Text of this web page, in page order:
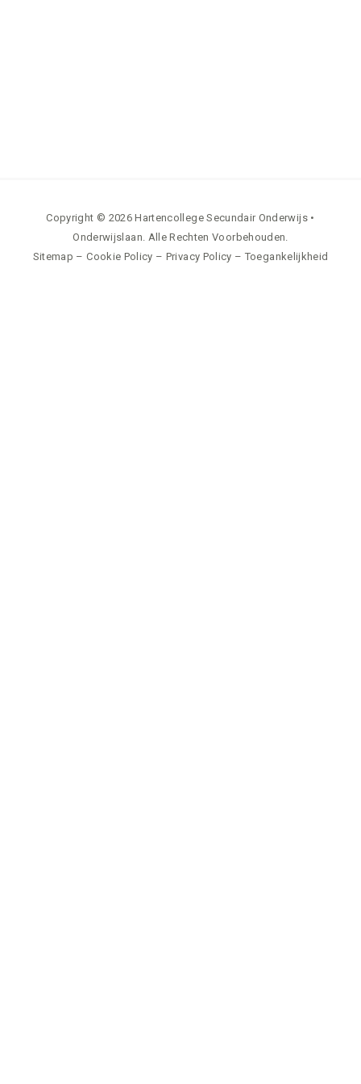
Copyright © 2026 Hartencollege Secundair Onderwijs •
Onderwijslaan. Alle Rechten Voorbehouden.
Sitemap –Cookie Policy – Privacy Policy – Toegankelijkheid